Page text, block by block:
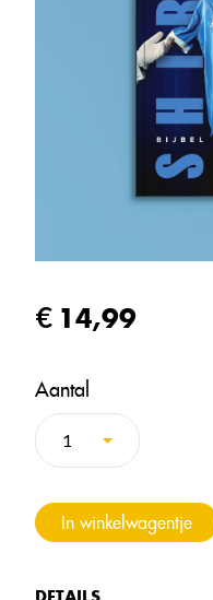
14,99
Aantal
In winkelwagentje